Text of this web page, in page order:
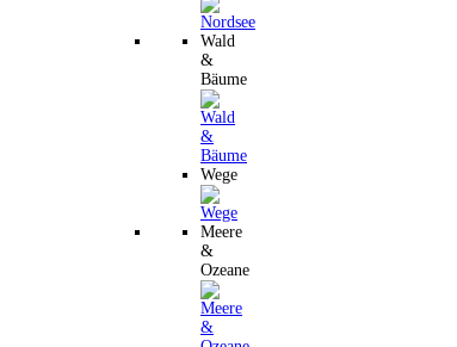
Wald
&
Bäume
Wege
Meere
&
Ozeane